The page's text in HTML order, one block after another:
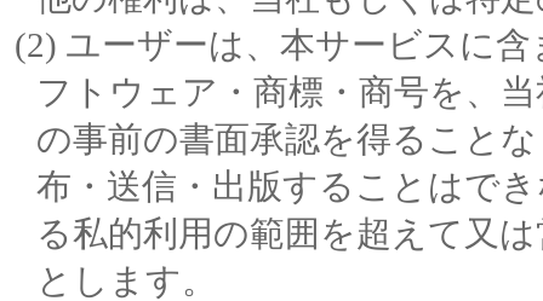
ユーザーは、本サービスに
フトウェア・商標・商号を、
の事前の書面承認を得ること
布・送信・出版することはで
る私的利用の範囲を超えて又
とします。